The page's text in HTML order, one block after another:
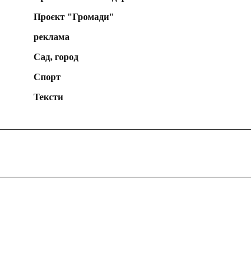
Проєкт "Громади"
реклама
Сад, город
Спорт
Тексти